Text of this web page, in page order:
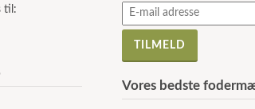
til:
Vores bedste